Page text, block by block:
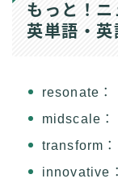
もっと！ニ
英単語・英
resonate：
midscale：
transform
innovative